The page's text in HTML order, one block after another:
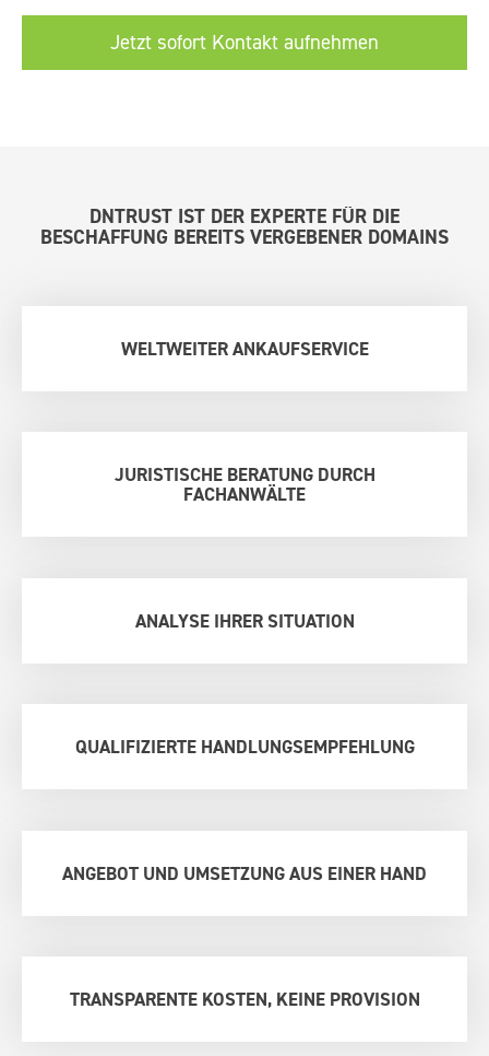
Jetzt sofort Kontakt aufnehmen
DNTRUST IST DER EXPERTE FÜR DIE
BESCHAFFUNG BEREITS VERGEBENER DOMAINS
WELTWEITER ANKAUFSERVICE
JURISTISCHE BERATUNG DURCH
FACHANWÄLTE
ANALYSE IHRER SITUATION
QUALIFIZIERTE HANDLUNGSEMPFEHLUNG
ANGEBOT UND UMSETZUNG AUS EINER HAND
TRANSPARENTE KOSTEN, KEINE PROVISION